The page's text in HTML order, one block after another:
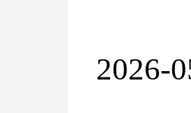
2026-